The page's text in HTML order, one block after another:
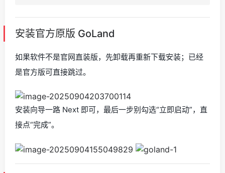
安装官方原版 GoLand
如果软件不是官网直装版，先卸载再重新下载安装；已经
是官方版可直接跳过。
安装向导一路 Next 即可，最后一步别勾选“立即启动”，直
接点“完成”。